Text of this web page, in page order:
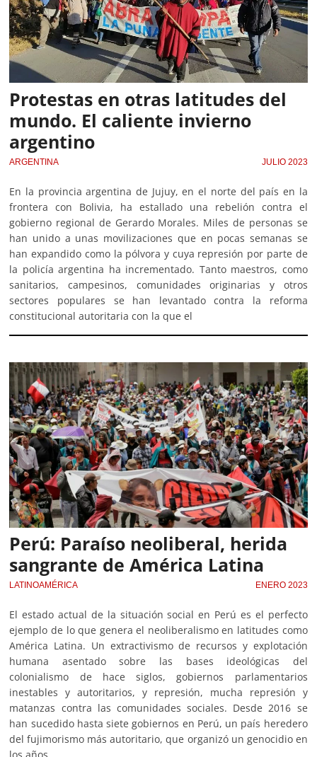
Protestas en otras latitudes del
mundo. El caliente invierno
argentino
ARGENTINA JULIO 2023
En la provincia argentina de Jujuy, en el norte del país en la
frontera con Bolivia, ha estallado una rebelión contra el
gobierno regional de Gerardo Morales. Miles de personas se
han unido a unas movilizaciones que en pocas semanas se
han expandido como la pólvora y cuya represión por parte de
la policía argentina ha incrementado. Tanto maestros, como
sanitarios, campesinos, comunidades originarias y otros
sectores populares se han levantado contra la reforma
constitucional autoritaria con la que el
Perú: Paraíso neoliberal, herida
sangrante de América Latina
LATINOAMÉRICA ENERO 2023
El estado actual de la situación social en Perú es el perfecto
ejemplo de lo que genera el neoliberalismo en latitudes como
América Latina. Un extractivismo de recursos y explotación
humana asentado sobre las bases ideológicas del
colonialismo de hace siglos, gobiernos parlamentarios
inestables y autoritarios, y represión, mucha represión y
matanzas contra las comunidades sociales. Desde 2016 se
han sucedido hasta siete gobiernos en Perú, un país heredero
del fujimorismo más autoritario, que organizó un genocidio en